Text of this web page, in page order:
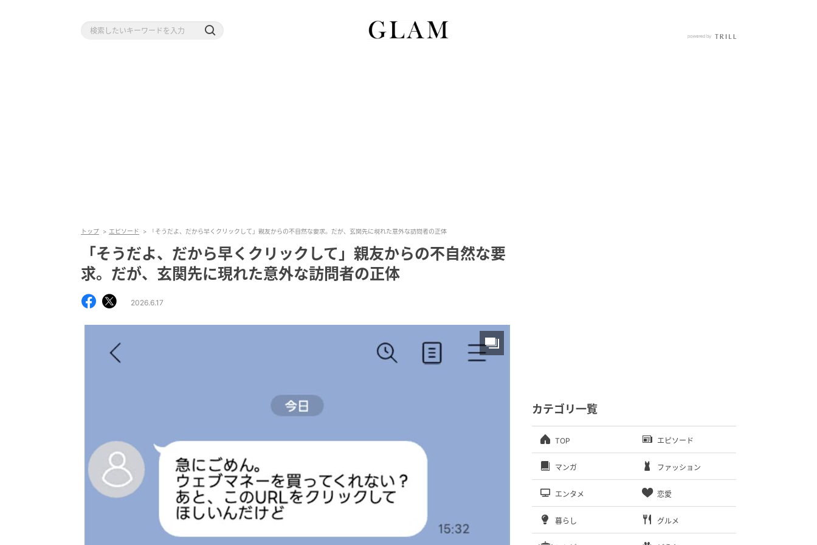
トップ エピソード 「そうだよ、だから早くクリックして」親友からの不自然な要求。だが、玄関先に現れた意外な訪問者の正体
「そうだよ、だから早くクリックして」親友からの不自然な要
求。だが、玄関先に現れた意外な訪問者の正体
2026.6.17
カテゴリ一覧
TOP エピソード
マンガ ファッション
エンタメ 恋愛
暮らし グルメ